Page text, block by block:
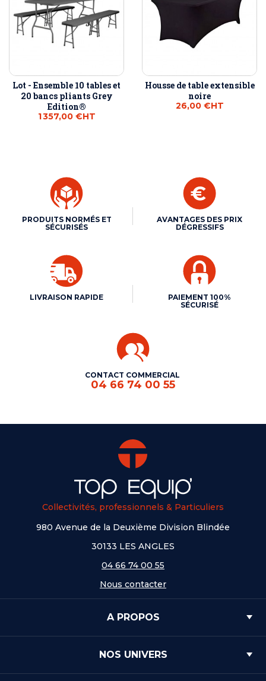
Lot - Ensemble 10 tables et
20 bancs pliants Grey
Edition®
1 357,00 €HT
Housse de table extensible
noire
26,00 €HT
PRODUITS NORMÉS ET
SÉCURISÉS
AVANTAGES DES PRIX
DÉGRESSIFS
LIVRAISON RAPIDE
PAIEMENT 100%
SÉCURISÉ
CONTACT COMMERCIAL
04 66 74 00 55
Collectivités, professionnels & Particuliers
980 Avenue de la Deuxième Division Blindée
30133 LES ANGLES
04 66 74 00 55
Nous contacter
A PROPOS
NOS UNIVERS